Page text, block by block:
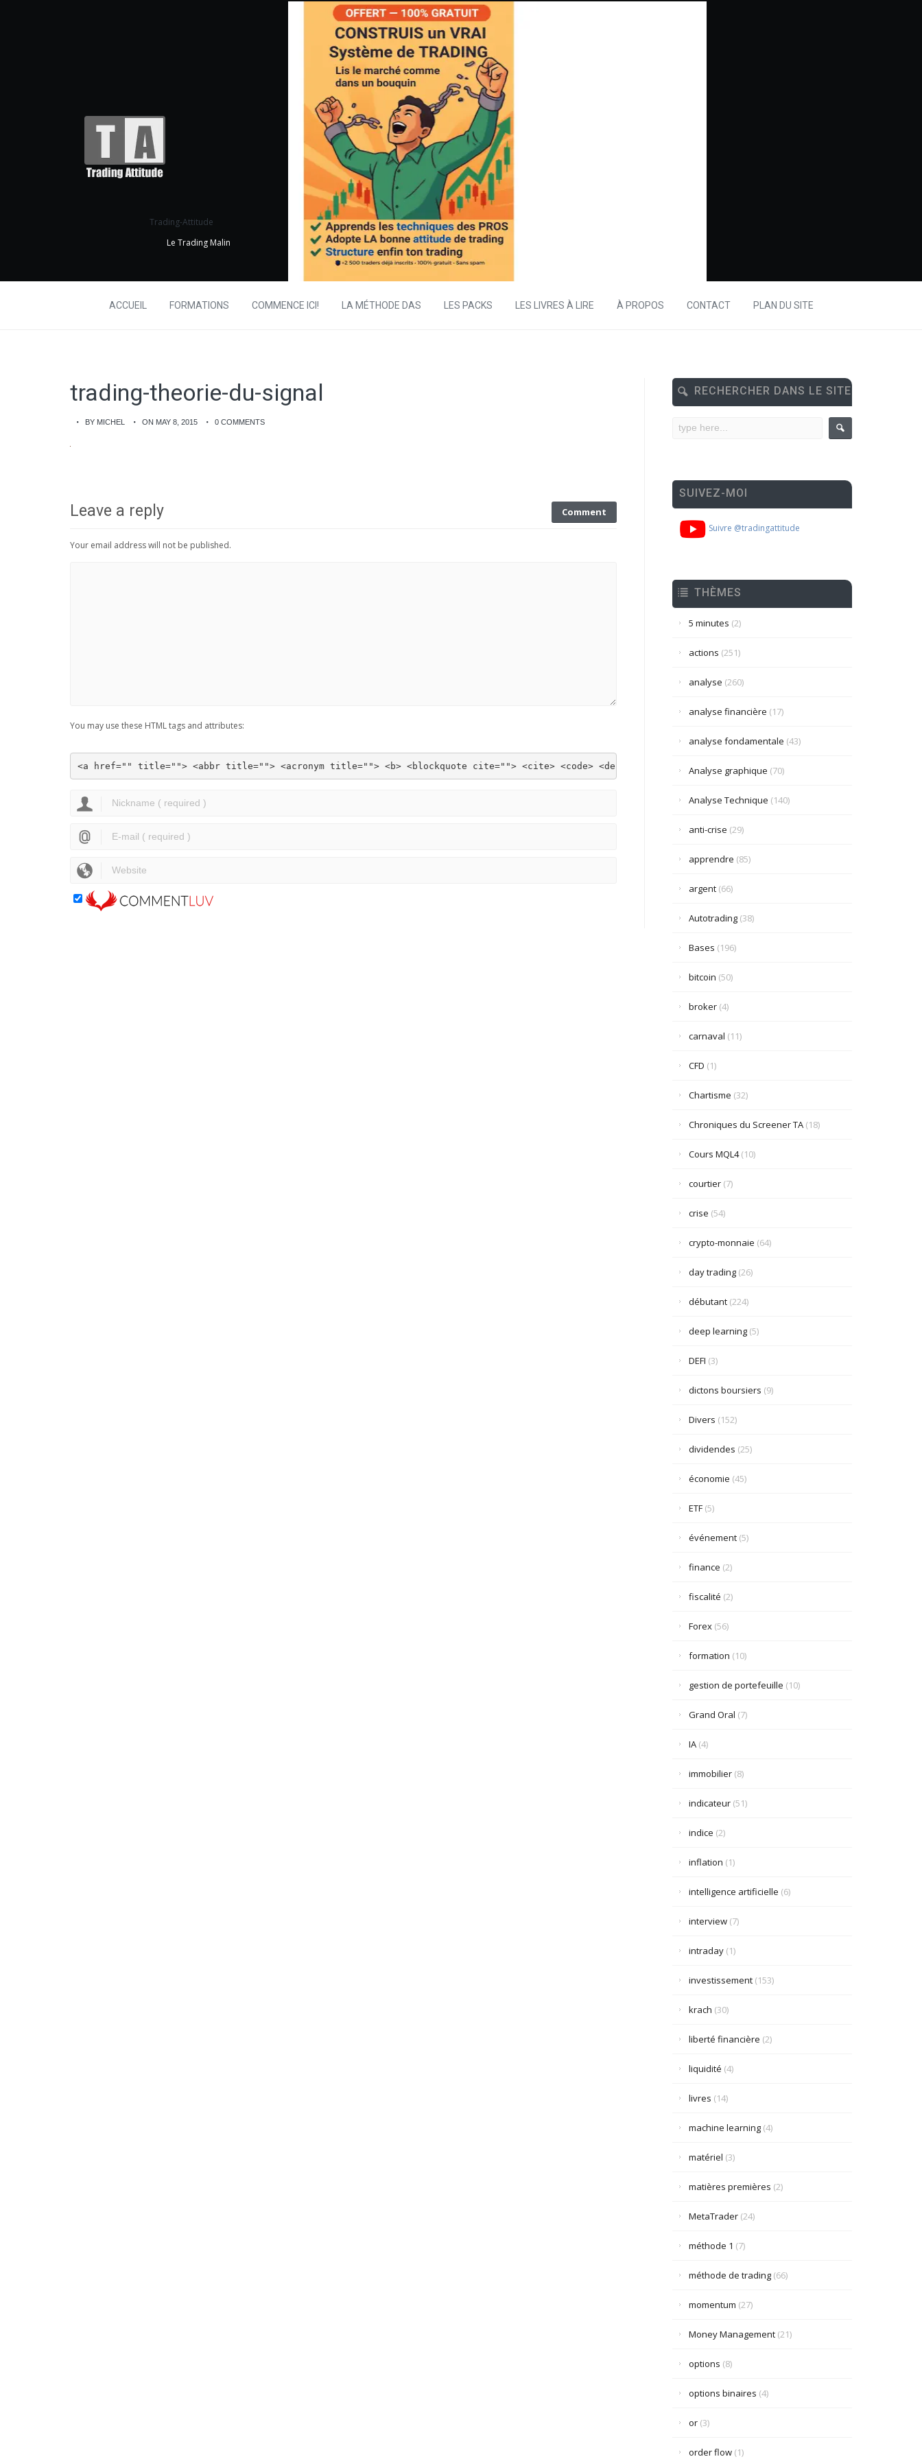
Trading-Attitude
Le Trading Malin
ACCUEIL FORMATIONS COMMENCE ICI! LA MÉTHODE DAS LES PACKS LES LIVRES À LIRE À PROPOS CONTACT PLAN DU SITE
trading-theorie-du-signal
BY MICHEL ON MAY 8, 2015 0 COMMENTS
Leave a reply Comment
Your email address will not be published.
You may use these HTML tags and attributes:
<a href="" title=""> <abbr title=""> <acronym title=""> <b> <blockquote cite=""> <cite> <code> <del datetime=""> <em> <i> <q cite=""> <strike> <strong>
RECHERCHER DANS LE SITE
SUIVEZ-MOI
Suivre @tradingattitude
THÈMES
5 minutes (2)
actions (251)
analyse (260)
analyse financière (17)
analyse fondamentale (43)
Analyse graphique (70)
Analyse Technique (140)
anti-crise (29)
apprendre (85)
argent(66)
Autotrading(38)
Bases (196)
bitcoin (50)
broker(4)
carnaval (11)
CFD (1)
Chartisme (32)
Chroniques du Screener TA(18)
Cours MQL4(10)
courtier(7)
crise (54)
crypto-monnaie (64)
day trading(26)
débutant(224)
deep learning(5)
DEFI (3)
dictons boursiers (9)
Divers (152)
dividendes (25)
économie (45)
ETF(5)
événement(5)
finance (2)
fiscalité (2)
Forex(56)
formation (10)
gestion de portefeuille (10)
Grand Oral (7)
IA(4)
immobilier(8)
indicateur(51)
indice (2)
inflation (1)
intelligence artificielle (6)
interview(7)
intraday(1)
investissement(153)
krach (30)
liberté financière (2)
liquidité (4)
livres (14)
machine learning(4)
matériel (3)
matières premières (2)
MetaTrader(24)
méthode 1 (7)
méthode de trading(66)
momentum (27)
Money Management(21)
options (8)
options binaires (4)
or(3)
order flow(1)